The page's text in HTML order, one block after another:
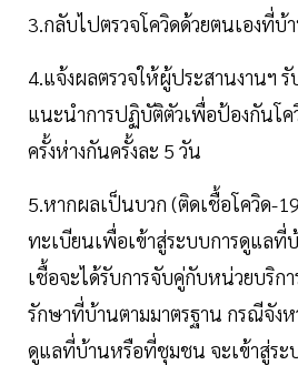
3.กลับไปตรวจโควิดด้วยตนเองที่บ้
4.แจ้งผลตรวจให้ผู้ประสานงานฯ
แนะนำการปฏิบัติตัวเพื่อป้องกันโค
ครั้งห่างกันครั้งละ 5 วัน
5.หากผลเป็นบวก (ติดเชื้อโควิด-
ทะเบียนเพื่อเข้าสู่ระบบการดูแล
เชื้อจะได้รับการจับคู่กับหน่วยบริก
รักษาที่บ้านตามมาตรฐาน กรณีจัง
ดูแลที่บ้านหรือที่ชุมชน จะเข้าสู่ระ